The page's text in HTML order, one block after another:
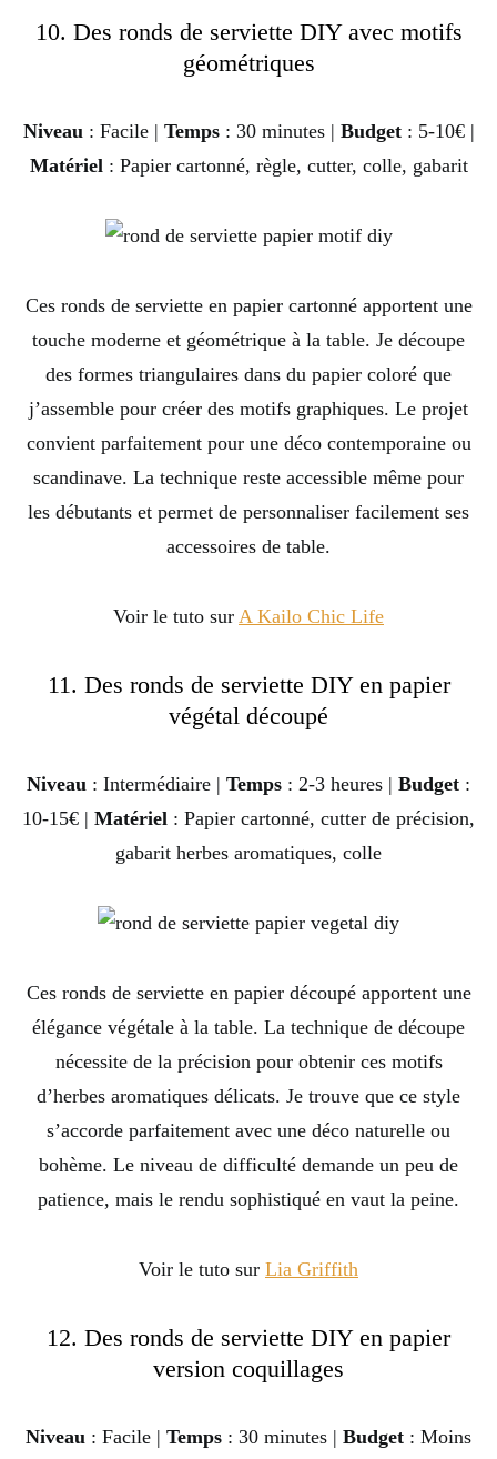
10. Des ronds de serviette DIY avec motifs
géométriques
Niveau: Facile | Temps: 30 minutes | Budget: 5-10€ |
Matériel: Papier cartonné, règle, cutter, colle, gabarit
Ces ronds de serviette en papier cartonné apportent une
touche moderne et géométrique à la table. Je découpe
des formes triangulaires dans du papier coloré que
j’assemble pour créer des motifs graphiques. Le projet
convient parfaitement pour une déco contemporaine ou
scandinave. La technique reste accessible même pour
les débutants et permet de personnaliser facilement ses
accessoires de table.
Voir le tuto sur A Kailo Chic Life
11. Des ronds de serviette DIY en papier
végétal découpé
Niveau : Intermédiaire | Temps : 2-3 heures | Budget :
10-15€ | Matériel : Papier cartonné, cutter de précision,
gabarit herbes aromatiques, colle
Ces ronds de serviette en papier découpé apportent une
élégance végétale à la table. La technique de découpe
nécessite de la précision pour obtenir ces motifs
d’herbes aromatiques délicats. Je trouve que ce style
s’accorde parfaitement avec une déco naturelle ou
bohème. Le niveau de difficulté demande un peu de
patience, mais le rendu sophistiqué en vaut la peine.
Voir le tuto sur Lia Griffith
12. Des ronds de serviette DIY en papier
version coquillages
Niveau : Facile | Temps : 30 minutes | Budget : Moins